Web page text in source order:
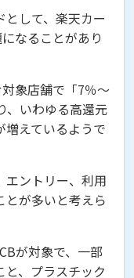
として、楽天カー
なることがあり
象店舗で「7％～
、いわゆる高還元
増えているようで
エントリー、利用
とが多いと考えら
が対象で、一部
、プラスチック